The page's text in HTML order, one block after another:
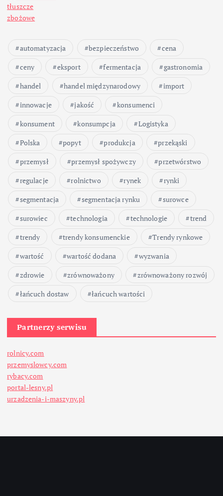
tłuszcze
zbożowe
automatyzacja bezpieczeństwo
cena
ceny
eksport fermentacja
gastronomia
handel
handel międzynarodowy
import
innowacje
jakość
konsumenci
konsument
konsumpcja
Logistyka
Polska
popyt produkcja
przekąski
przemysł
przemysł spożywczy
przetwórstwo
regulacje
rolnictwo rynek
rynki
segmentacja
segmentacja rynku
surowce
surowiec
technologia technologie
trend
trendy
trendy konsumenckie
Trendy rynkowe
wartość
wartość dodana
wyzwania
zdrowie
zrównoważony
zrównoważony rozwój
łańcuch dostaw
łańcuch wartości
Partnerzy serwisu
rolnicy.com
przemyslowcy.com
rybacy.com
portal-lesny.pl
urzadzenia-i-maszyny.pl